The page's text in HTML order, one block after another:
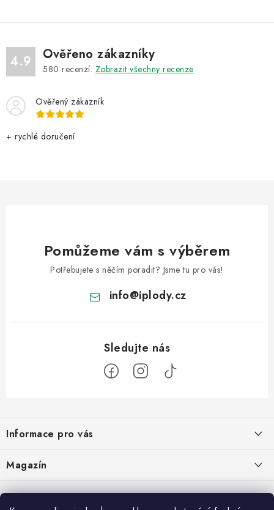
4.9 Ověřeno zákazníky
580 recenzí. Zobrazit všechny recenze
Ověřený zákazník
+ rychlé doručení
Pomůžeme vám s výběrem
Potřebujete s něčím poradit? Jsme tu pro vás!
info@iplody.cz
p
a
t
í
Informace pro vás
Doprava a platba
Velkoobchod
Magazín
Kombucha – osvěžující nápoj pro zdravé zažívání